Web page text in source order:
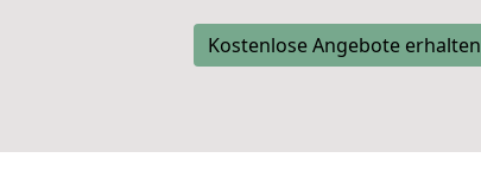
Kostenlose Angebote erhalten